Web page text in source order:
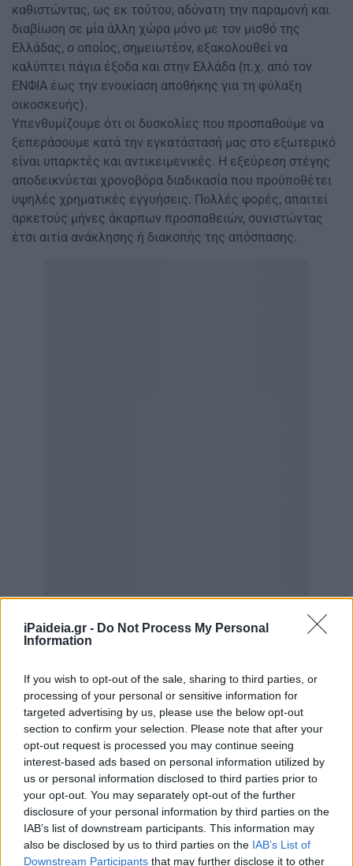
iPaideia.gr - Do Not Process My Personal
Information
If you wish to opt-out of the sale, sharing to third parties, or
processing of your personal or sensitive information for
targeted advertising by us, please use the below opt-out
section to confirm your selection. Please note that after your
opt-out request is processed you may continue seeing
interest-based ads based on personal information utilized by
us or personal information disclosed to third parties prior to
your opt-out. You may separately opt-out of the further
disclosure of your personal information by third parties on the
IAB’s list of downstream participants. This information may
also be disclosed by us to third parties on the IAB’s List of
Downstream Participants that may further disclose it to other
καθιστώντας, ως εκ τούτου, αδύνατη την παραμονή και
διαβίωση σε μία άλλη χώρα μόνο με τον μισθό της
Ελλάδας, ο οποίος, σημειωτέον, εξακολουθεί να
καλύπτει πάγια έξοδα και στην Ελλάδα (π.χ. από τον
ΕΝΦΙΑ έως την ενοικίαση αποθήκης για τη φύλαξη
οικοσκευής).
Υπενθυμίζουμε ότι οι δυσκολίες που προσπαθούμε να
ξεπεράσουμε κατά την εγκατάστασή μας στο εξωτερικό
είναι υπαρκτές και αντικειμενικές. Η εξεύρεση στέγης
αποδεικνύεται χρονοβόρα διαδικασία που προϋποθέτει
υψηλές χρηματικές εγγυήσεις. Πολλές φορές, απαιτεί
αρκετούς μήνες άκαρπων προσπαθειών, συνιστώντας
έτσι αιτία ανάκλησης ή διακοπής της απόσπασης.
Στις περισσότερες χώρες, τα ενοίκια είναι πολύ ακριβά
με ανοδικές συνεχώς τάσεις. Στη Γερμανία, επί
παραδείγματι, το 2017, οι τιμές των ενοικίων ανέβηκαν
κατά 8-10% στις πόλεις με μεγάλη ζήτηση.
Συγκεκριμένα, τα ενοίκια από το 2004 έχουν αυξηθεί
κατά 56% στην Κολωνία και κατά 115% στο Βερολίνο!